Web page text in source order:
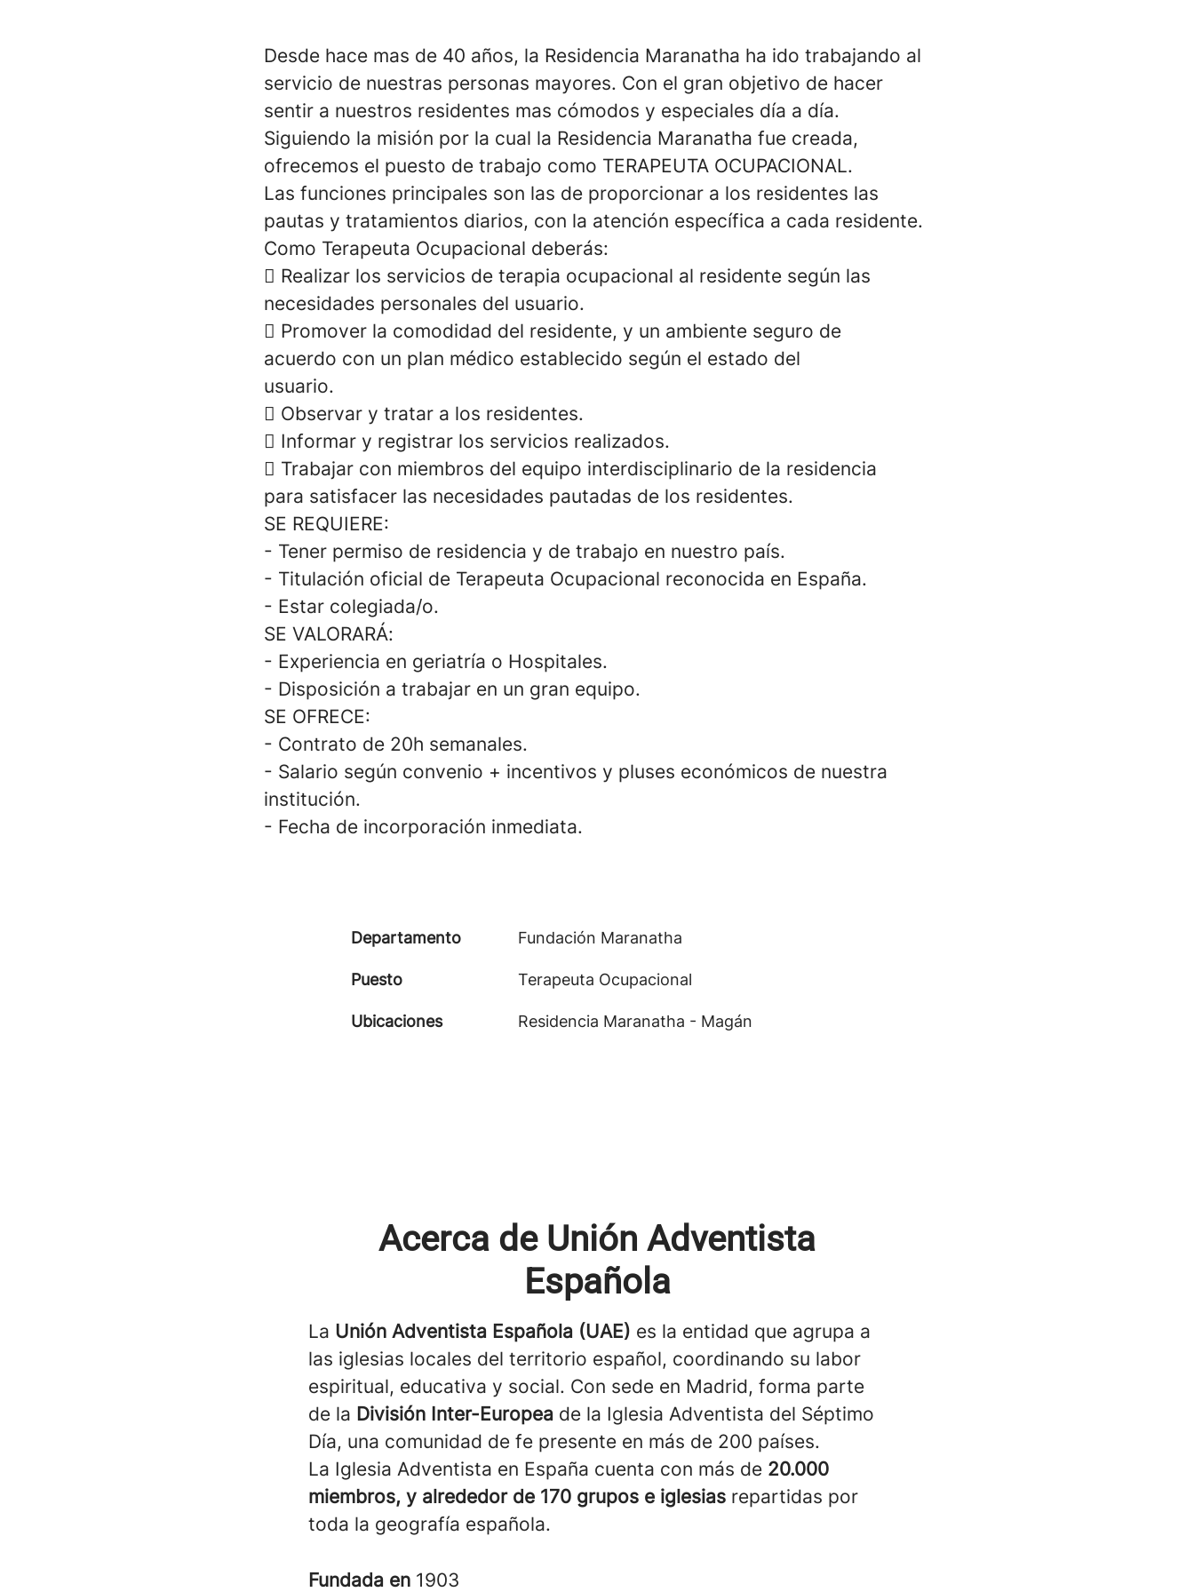
Desde hace mas de 40 años, la Residencia Maranatha ha ido trabajando al
servicio de nuestras personas mayores. Con el gran objetivo de hacer
sentir a nuestros residentes mas cómodos y especiales día a día.
Siguiendo la misión por la cual la Residencia Maranatha fue creada,
ofrecemos el puesto de trabajo como TERAPEUTA OCUPACIONAL.
Las funciones principales son las de proporcionar a los residentes las
pautas y tratamientos diarios, con la atención específica a cada residente.
Como Terapeuta Ocupacional deberás:
 Realizar los servicios de terapia ocupacional al residente según las
necesidades personales del usuario.
 Promover la comodidad del residente, y un ambiente seguro de
acuerdo con un plan médico establecido según el estado del
usuario.
 Observar y tratar a los residentes.
 Informar y registrar los servicios realizados.
 Trabajar con miembros del equipo interdisciplinario de la residencia
para satisfacer las necesidades pautadas de los residentes.
SE REQUIERE:
- Tener permiso de residencia y de trabajo en nuestro país.
- Titulación oficial de Terapeuta Ocupacional reconocida en España.
- Estar colegiada/o.
SE VALORARÁ:
- Experiencia en geriatría o Hospitales.
- Disposición a trabajar en un gran equipo.
SE OFRECE:
- Contrato de 20h semanales.
- Salario según convenio + incentivos y pluses económicos de nuestra
institución.
- Fecha de incorporación inmediata.
Departamento Fundación Maranatha
Puesto Terapeuta Ocupacional
Ubicaciones Residencia Maranatha - Magán
Acerca de Unión Adventista
Española
La Unión Adventista Española (UAE) es la entidad que agrupa a
las iglesias locales del territorio español, coordinando su labor
espiritual, educativa y social. Con sede en Madrid, forma parte
de la División Inter-Europea de la Iglesia Adventista del Séptimo
Día, una comunidad de fe presente en más de 200 países.
La Iglesia Adventista en España cuenta con más de 20.000
miembros, y alrededor de 170 grupos e iglesias repartidas por
toda la geografía española.
Fundada en 1903